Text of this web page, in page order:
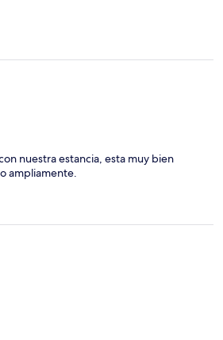
nuestra estancia, esta muy bien
ampliamente.